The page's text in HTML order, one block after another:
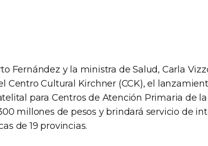
Fernández y la ministra de Salud, Carla
Centro Cultural Kirchner (CCK), el
para Centros de Atención Primaria de
millones de pesos y brindará servicio de
de 19 provincias.